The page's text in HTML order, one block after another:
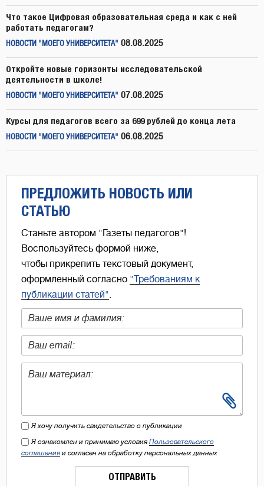
Что такое Цифровая образовательная среда и как с ней
работать педагогам?
НОВОСТИ "МОЕГО УНИВЕРСИТЕТА" 08.08.2025
Откройте новые горизонты исследовательской
деятельности в школе!
НОВОСТИ "МОЕГО УНИВЕРСИТЕТА" 07.08.2025
Курсы для педагогов всего за 699 рублей до конца лета
НОВОСТИ "МОЕГО УНИВЕРСИТЕТА" 06.08.2025
ПРЕДЛОЖИТЬ НОВОСТЬ ИЛИ
СТАТЬЮ
Станьте автором "Газеты педагогов"!
Воспользуйтесь формой ниже,
чтобы прикрепить текстовый документ,
оформленный согласно "Требованиям к
публикации статей".
Я хочу получить свидетельство о публикации
Я ознакомлен и принимаю условия Пользовательского
соглашения и согласен на обработку персональных данных
ОТПРАВИТЬ